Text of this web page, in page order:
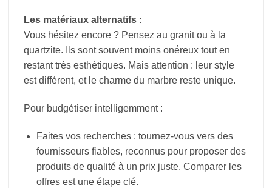
Les matériaux alternatifs :
Vous hésitez encore ? Pensez au granit ou à la
quartzite. Ils sont souvent moins onéreux tout en
restant très esthétiques. Mais attention : leur style
est différent, et le charme du marbre reste unique.
Pour budgétiser intelligemment :
Faites vos recherches : tournez-vous vers des
fournisseurs fiables, reconnus pour proposer des
produits de qualité à un prix juste. Comparer les
offres est une étape clé.